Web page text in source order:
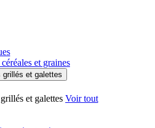
et graines
grillés et galettes
et galettes Voir tout